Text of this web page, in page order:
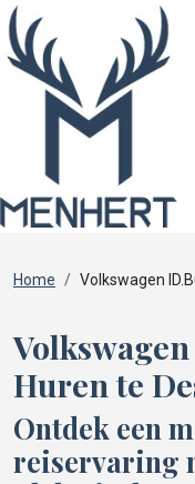
Home Volkswagen
Huren te
Ontdek een
reiservaring